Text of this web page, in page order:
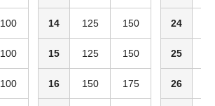
100
100
100
14 125 150
15 125 150
16 150 175
24
25
26